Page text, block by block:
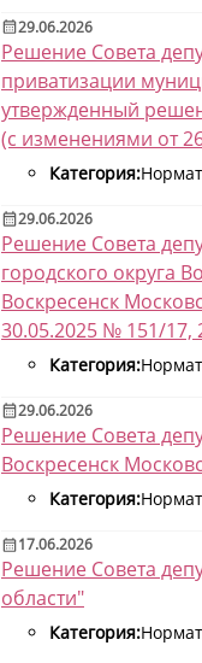
29.06.2026
Решение Совета
приватизации
утвержденный
(с изменениями от
Категория:
29.06.2026
Решение Совета
городского округа
Воскресенск
30.05.2025 № 151/17,
Категория:
29.06.2026
Решение Совета
Воскресенск
Категория:
17.06.2026
Решение Совета
области"
Категория: